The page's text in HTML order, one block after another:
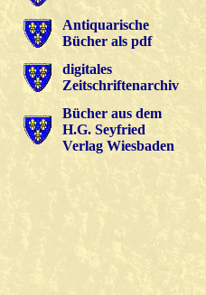
Antiquarische
Bücher als pdf
digitales
Zeitschriftenarchiv
Bücher aus dem
H.G. Seyfried
Verlag Wiesbaden